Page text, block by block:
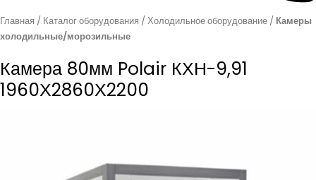
Главная Каталог оборудования Холодильное оборудование
Камеры
холодильные/морозильные
Камера 80мм Polair КХН-9,91
1960Х2860Х2200